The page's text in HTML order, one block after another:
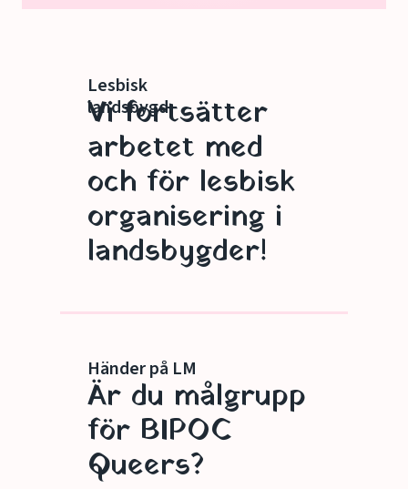
Lesbisk
landsbygd
Vi fortsätter
arbetet med
och för lesbisk
organisering i
landsbygder!
Händer på LM
Är du målgrupp
för BIPOC
Queers?